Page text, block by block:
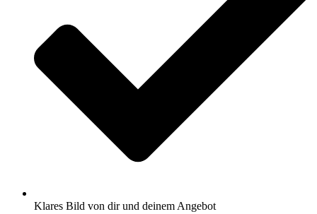
Klares Bild von dir und deinem Angebot